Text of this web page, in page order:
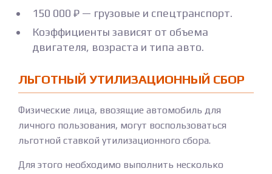
150 000 ₽ — грузовые и спецтранспорт.
Коэффициенты зависят от объема
двигателя, возраста и типа авто.
ЛЬГОТНЫЙ УТИЛИЗАЦИОННЫЙ СБОР
Физические лица, ввозящие автомобиль для
личного пользования, могут воспользоваться
льготной ставкой утилизационного сбора.
Для этого необходимо выполнить несколько